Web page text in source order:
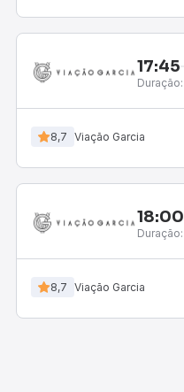
17:45
Duração:
8,7 Viação Garcia
18:00
Duração:
8,7 Viação Garcia